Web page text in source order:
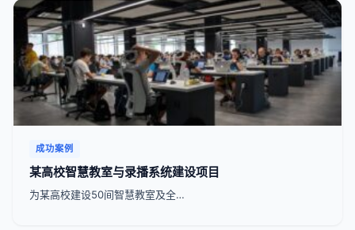
成功案例
某高校智慧教室与录播系统建设项目
为某高校建设50间智慧教室及全…